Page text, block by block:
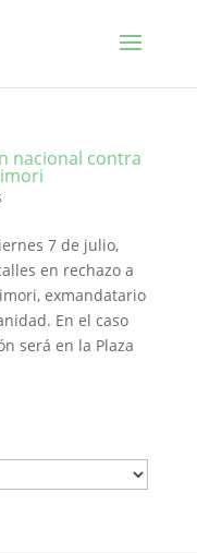
nacional contra
7 de julio,
en rechazo a
exmandatario
En el caso
será en la Plaza